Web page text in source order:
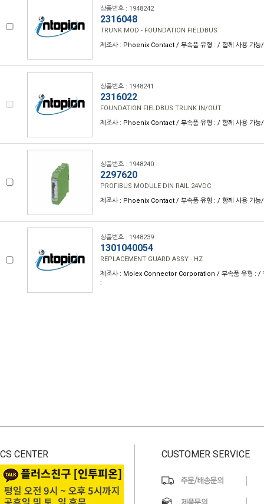
상품번호 : 1948242
2316048
TRUNK MOD - FOUNDATION FIELDBUS
제조사 : Phoenix Contact / 부속품 유형 : / 함께 사용 가능/
상품번호 : 1948241
2316022
FOUNDATION FIELDBUS TRUNK IN/OUT
제조사 : Phoenix Contact / 부속품 유형 : / 함께 사용 가능/
상품번호 : 1948240
2297620
PROFIBUS MODULE DIN RAIL 24VDC
제조사 : Phoenix Contact / 부속품 유형 : / 함께 사용 가능/
상품번호 : 1948239
1301040054
REPLACEMENT GUARD ASSY - HZ
제조사 : Molex Connector Corporation / 부속품 유형 : /
:
CS CENTER CUSTOMER SERVICE